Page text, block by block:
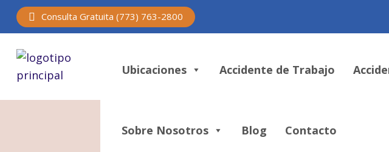
Consulta Gratuita (773) 763-2800
Ubicaciones Accidente de Trabajo
Sobre Nosotros Blog Contacto